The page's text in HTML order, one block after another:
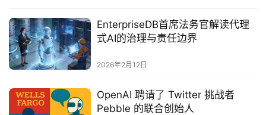
EnterpriseDB首席法务官解读代理
式AI的治理与责任边界
2026年2月12日
OpenAI 聘请了 Twitter 挑战者
Pebble 的联合创始人